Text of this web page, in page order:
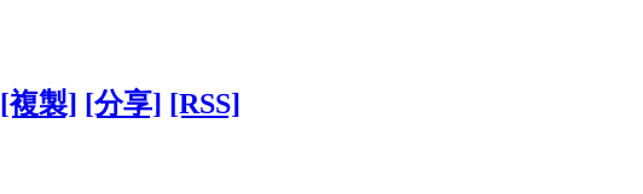
[複製] [分享] [RSS]